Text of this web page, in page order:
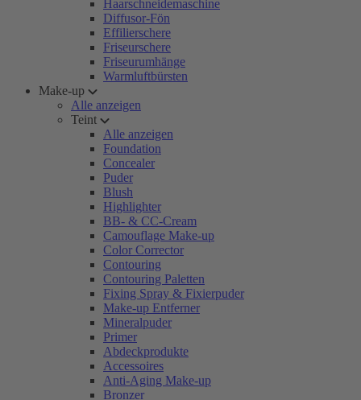
Haarschneidemaschine
Diffusor-Fön
Effilierschere
Friseurschere
Friseurumhänge
Warmluftbürsten
Make-up
Alle anzeigen
Teint
Alle anzeigen
Foundation
Concealer
Puder
Blush
Highlighter
BB- & CC-Cream
Camouflage Make-up
Color Corrector
Contouring
Contouring Paletten
Fixing Spray & Fixierpuder
Make-up Entferner
Mineralpuder
Primer
Abdeckprodukte
Accessoires
Anti-Aging Make-up
Bronzer